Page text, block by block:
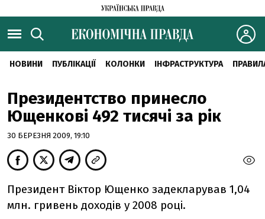
НОВИНИ ПУБЛІКАЦІЇ КОЛОНКИ ІНФРАСТРУКТУРА
Президентство принесло
Ющенкові 492 тисячі за рік
30 БЕРЕЗНЯ 2009, 19:10
Президент Віктор Ющенко задекларував 1,04
млн. гривень доходів у 2008 році.